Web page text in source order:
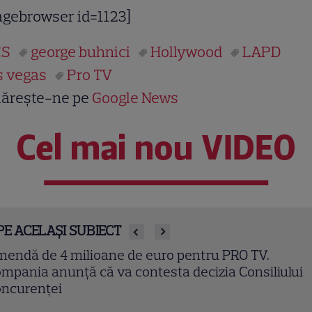
id=1123]
george buhnici Hollywood
LAPD
vegas
Pro TV
ne pe Google News
Cel mai nou VIDEO
ACELAȘI SUBIECT
episodul 3. Doru ajunge la capătul puterilor
ce Marius îi obligă să intre în lumea mafiei: „Nu
să ajungem aici!”